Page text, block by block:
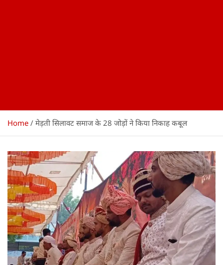
Home मेड़ती सिलावट समाज के 28 जोड़ों ने किया निकाह कबूल